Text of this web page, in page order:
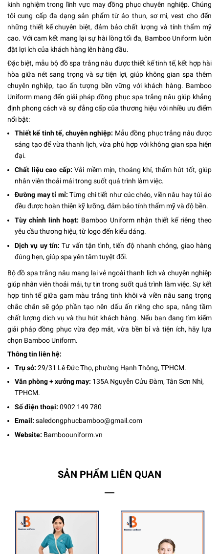
kinh nghiệm trong lĩnh vực may đồng phục chuyên nghiệp. Chúng
tôi cung cấp đa dạng sản phẩm từ áo thun, sơ mi, vest cho đến
những thiết kế chuyên biệt, đảm bảo chất lượng và tính thẩm mỹ
cao. Với cam kết mang lại sự hài lòng tối đa, Bamboo Uniform luôn
đặt lợi ích của khách hàng lên hàng đầu.
Đặc biệt, mẫu bộ đồ spa trắng nâu được thiết kế tinh tế, kết hợp hài
hòa giữa nét sang trọng và sự tiện lợi, giúp không gian spa thêm
chuyên nghiệp, tạo ấn tượng bền vững với khách hàng. Bamboo
Uniform mang đến giải pháp đồng phục spa trắng nâu giúp khẳng
định phong cách và sự đẳng cấp của thương hiệu với nhiều ưu điểm
nổi bật:
Thiết kế tinh tế, chuyên nghiệp: Mẫu đồng phục trắng nâu được
sáng tạo để vừa thanh lịch, vừa phù hợp với không gian spa hiện
đại.
Chất liệu cao cấp: Vải mềm mịn, thoáng khí, thấm hút tốt, giúp
nhân viên thoải mái trong suốt quá trình làm việc.
Đường may tỉ mỉ:Từng chi tiết như cúc chéo, viền nâu hay túi áo
đều được hoàn thiện kỹ lưỡng, đảm bảo tính thẩm mỹ và độ bền.
Tùy chỉnh linh hoạt: Bamboo Uniform nhận thiết kế riêng theo
yêu cầu thương hiệu, từ logo đến kiểu dáng.
Dịch vụ uy tín: Tư vấn tận tình, tiến độ nhanh chóng, giao hàng
đúng hẹn, giúp spa yên tâm tuyệt đối.
Bộ đồ spa trắng nâu mang lại vẻ ngoài thanh lịch và chuyên nghiệp
giúp nhân viên thoải mái, tự tin trong suốt quá trình làm việc. Sự kết
hợp tinh tế giữa gam màu trắng tinh khôi và viền nâu sang trọng
chắc chắn sẽ góp phần tạo nên dấu ấn riêng cho spa, nâng tầm
chất lượng dịch vụ và thu hút khách hàng. Nếu bạn đang tìm kiếm
giải pháp đồng phục vừa đẹp mắt, vừa bền bỉ và tiện ích, hãy lựa
chọn Bamboo Uniform.
Thông tin liên hệ:
Trụ sở: 29/31 Lê Đức Thọ, phường Hạnh Thông, TPHCM.
Văn phòng + xưởng may: 135A Nguyễn Cửu Đàm, Tân Sơn Nhì,
TPHCM.
Số điện thoại: 0902 149 780
Email: saledongphucbamboo@gmail.com
Website: Bamboouniform.vn
SẢN PHẨM LIÊN QUAN